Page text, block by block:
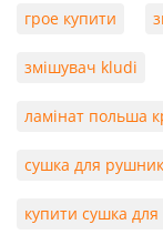
грое купити
змішувач kludi
ламінат польша
сушка для
купити сушка